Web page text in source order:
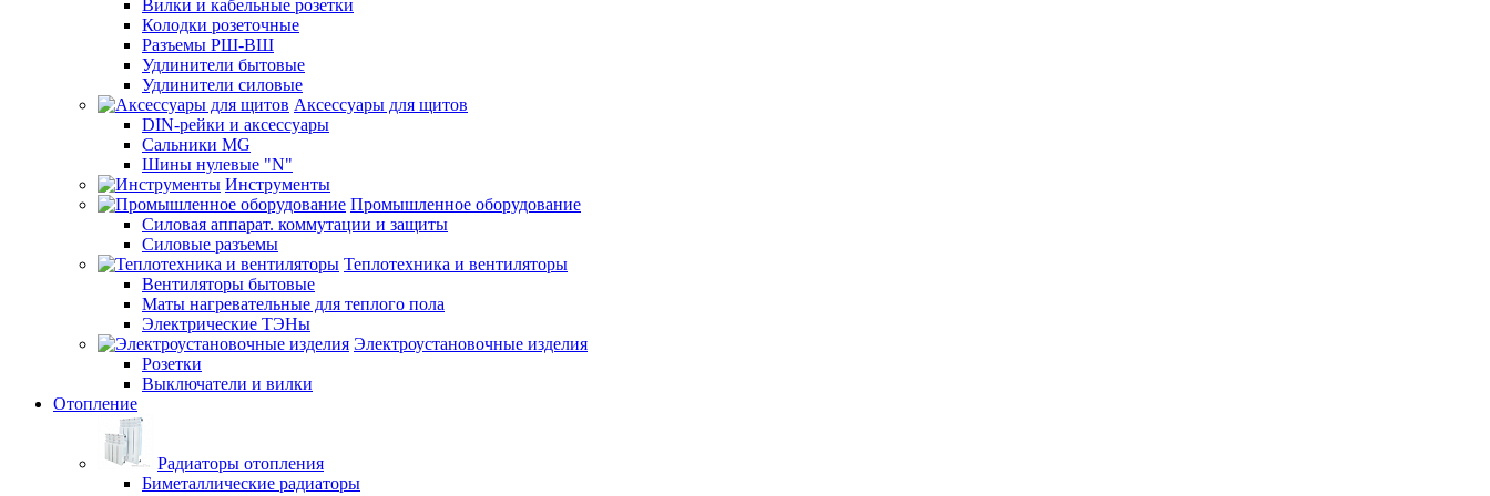
Вилки и кабельные розетки
Колодки розеточные
Разъемы РШ-ВШ
Удлинители бытовые
Удлинители силовые
Аксессуары для щитов
DIN-рейки и аксессуары
Сальники MG
Шины нулевые "N"
Инструменты
Промышленное оборудование
Силовая аппарат. коммутации и защиты
Силовые разъемы
Теплотехника и вентиляторы
Вентиляторы бытовые
Маты нагревательные для теплого пола
Электрические ТЭНы
Электроустановочные изделия
Розетки
Выключатели и вилки
Отопление
Радиаторы отопления
Биметаллические радиаторы